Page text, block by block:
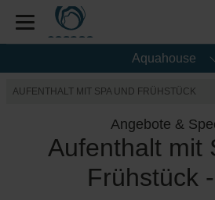
Aquahouse
AUFENTHALT MIT SPA UND FRÜHSTÜCK
Angebote &
Aufenthalt mit
Frühstück